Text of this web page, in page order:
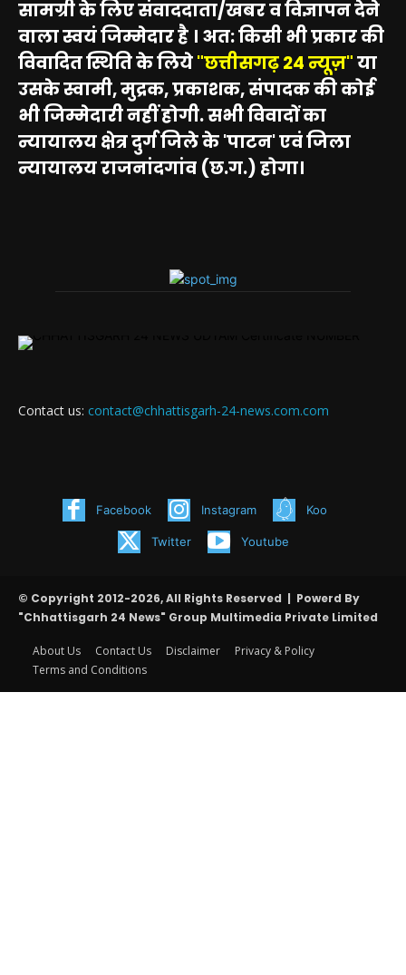
सामग्री के लिए संवाददाता/खबर व विज्ञापन देने
वाला स्वयं जिम्मेदार है । अत: किसी भी प्रकार की
विवादित स्थिति के लिये"छत्तीसगढ़ 24 न्यूज़"या
उसके स्वामी, मुद्रक, प्रकाशक, संपादक की कोई
भी जिम्मेदारी नहीं होगी. सभी विवादों का
न्यायालय क्षेत्र दुर्ग जिले के 'पाटन' एवं जिला
न्यायालय राजनांदगांव (छ.ग.) होगा।
Contact us: contact@chhattisgarh-24-news.com.com
Facebook Instagram Koo
Twitter Youtube
© Copyright 2012-2026, All Rights Reserved | Powerd By
"Chhattisgarh 24 News" Group Multimedia Private Limited
About Us Contact Us Disclaimer
Privacy & Policy
Terms and Conditions